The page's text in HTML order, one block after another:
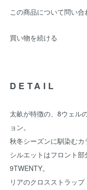
この商品について問い合
買い物を続ける
DETAIL
太畝が特徴の、8ウェル
ョン。
秋冬シーズンに馴染むカ
シルエットはフロント
9TWENTY。
リアのクロスストラッ